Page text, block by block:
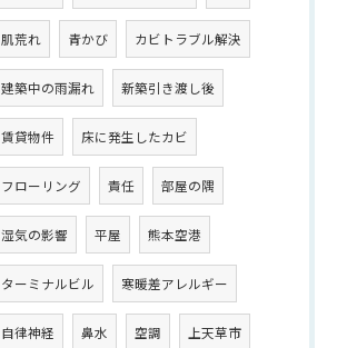
肌荒れ 青かび カビトラブル解決
建築中の雨漏れ 新築引き渡し後
賃貸物件 床に発生したカビ
フローリング 責任 部屋の隅
湿気の影響 平屋 熊本空港
ターミナルビル 寒暖差アレルギー
自律神経 鼻水 空調 上天草市